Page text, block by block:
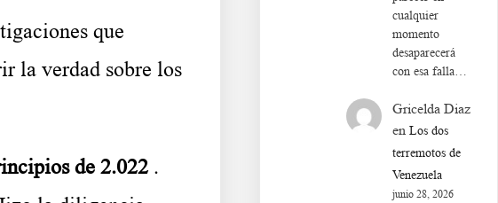
que
la verdad sobre los
de 2.022 .
cualquier
momento
desaparecerá
con esa falla…
Gricelda Diaz
enLos dos
terremotos de
Venezuela
junio 28, 2026